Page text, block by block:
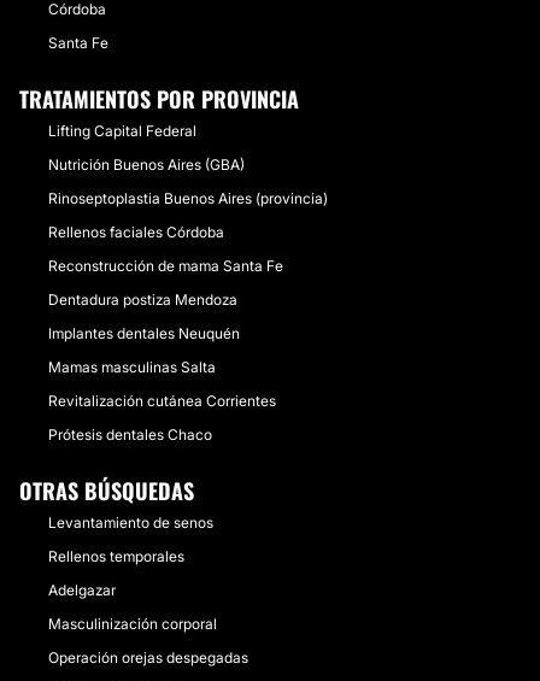
Córdoba
Santa Fe
TRATAMIENTOS POR PROVINCIA
Lifting Capital Federal
Nutrición Buenos Aires (GBA)
Rinoseptoplastia Buenos Aires (provincia)
Rellenos faciales Córdoba
Reconstrucción de mama Santa Fe
Dentadura postiza Mendoza
Implantes dentales Neuquén
Mamas masculinas Salta
Revitalización cutánea Corrientes
Prótesis dentales Chaco
OTRAS BÚSQUEDAS
Levantamiento de senos
Rellenos temporales
Adelgazar
Masculinización corporal
Operación orejas despegadas